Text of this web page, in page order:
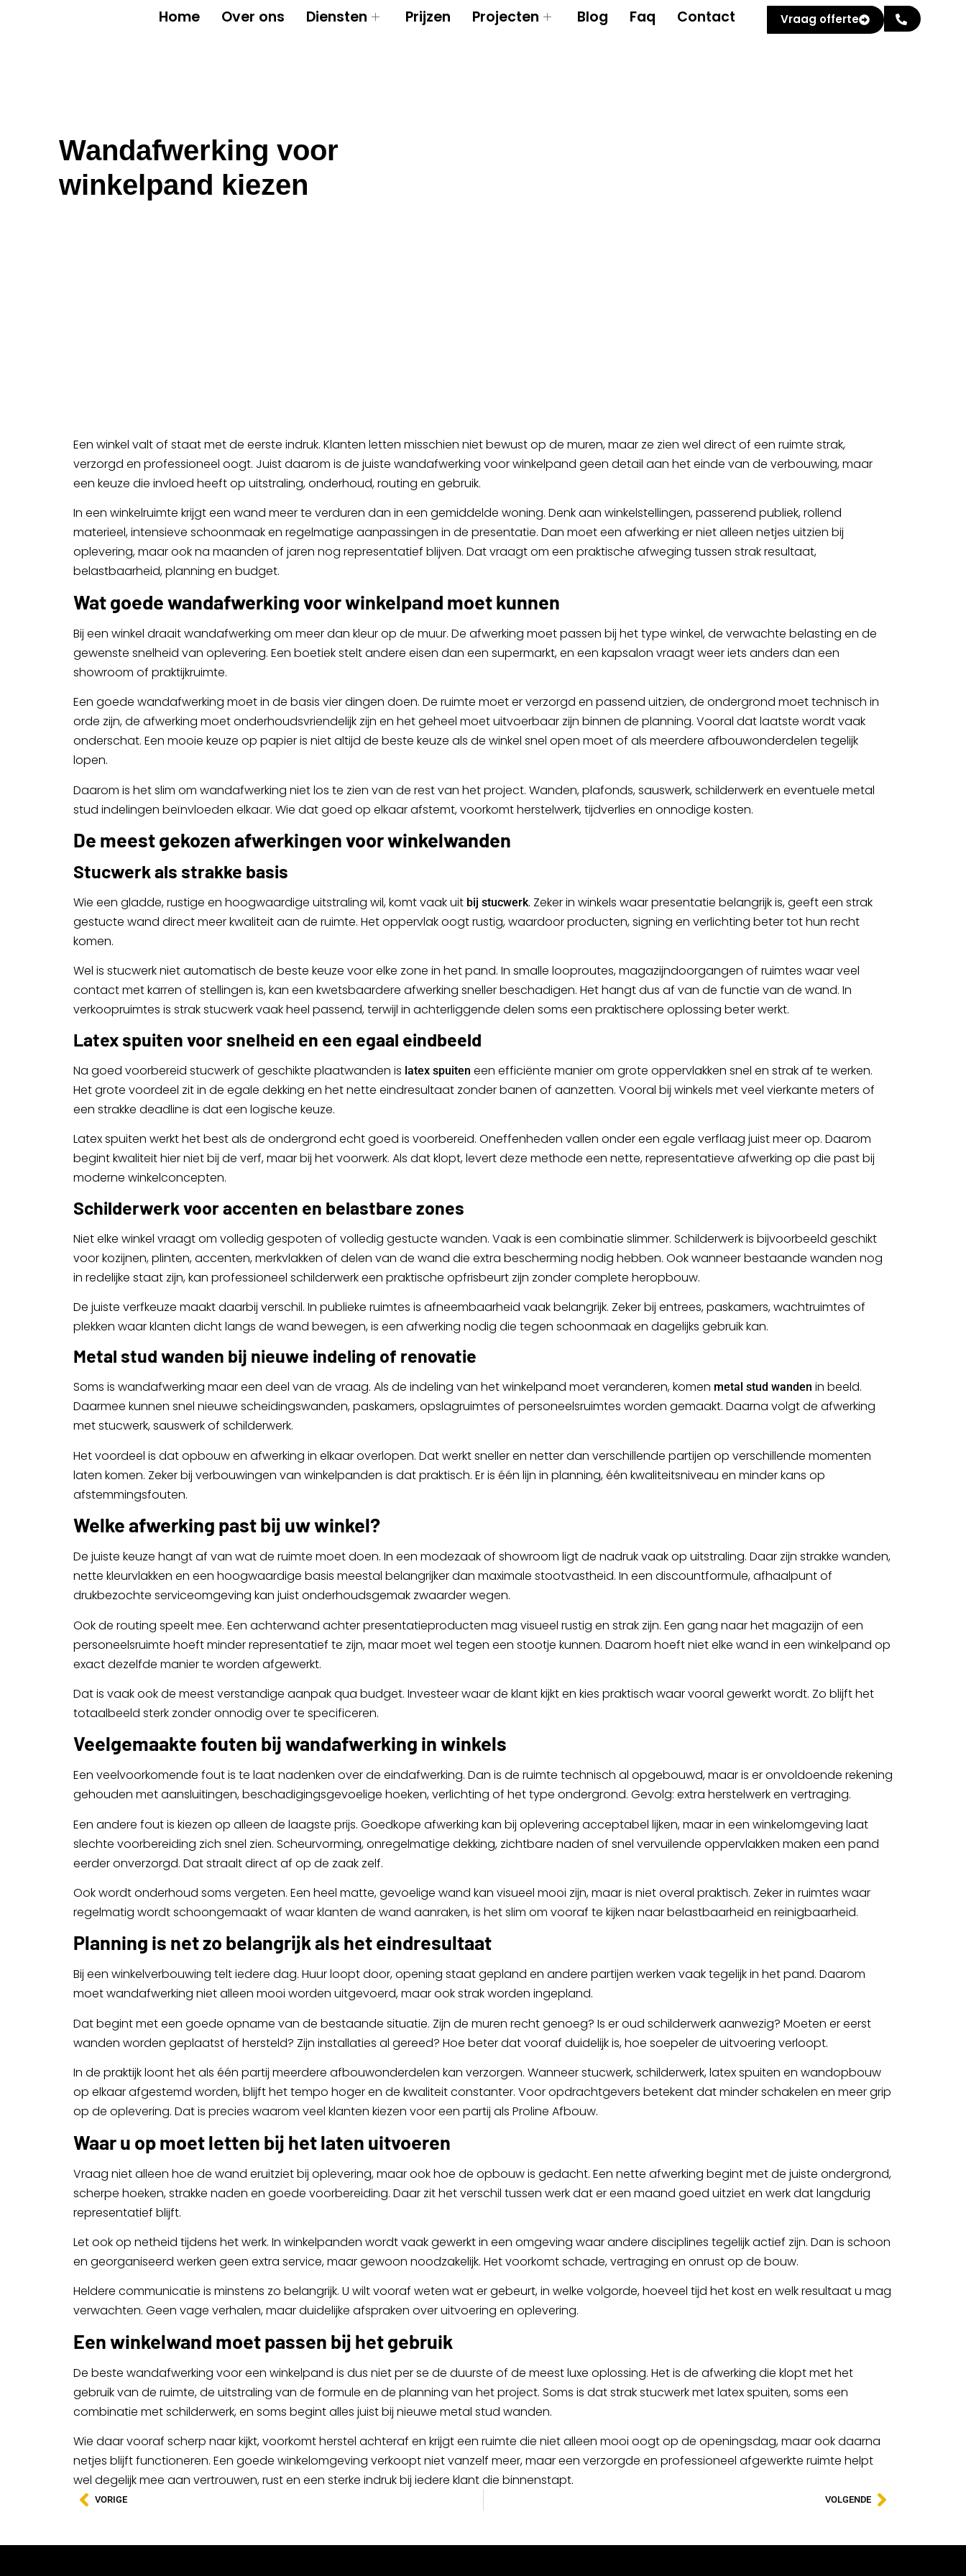
Home Over ons Diensten Prijzen Projecten Blog Faq Contact Vraag offerte
Wandafwerking voor
winkelpand kiezen
Een winkel valt of staat met de eerste indruk. Klanten letten misschien niet bewust op de muren, maar ze zien wel direct of een ruimte strak,
verzorgd en professioneel oogt. Juist daarom is de juiste wandafwerking voor winkelpand geen detail aan het einde van de verbouwing, maar
een keuze die invloed heeft op uitstraling, onderhoud, routing en gebruik.
In een winkelruimte krijgt een wand meer te verduren dan in een gemiddelde woning. Denk aan winkelstellingen, passerend publiek, rollend
materieel, intensieve schoonmaak en regelmatige aanpassingen in de presentatie. Dan moet een afwerking er niet alleen netjes uitzien bij
oplevering, maar ook na maanden of jaren nog representatief blijven. Dat vraagt om een praktische afweging tussen strak resultaat,
belastbaarheid, planning en budget.
Wat goede wandafwerking voor winkelpand moet kunnen
Bij een winkel draait wandafwerking om meer dan kleur op de muur. De afwerking moet passen bij het type winkel, de verwachte belasting en de
gewenste snelheid van oplevering. Een boetiek stelt andere eisen dan een supermarkt, en een kapsalon vraagt weer iets anders dan een
showroom of praktijkruimte.
Een goede wandafwerking moet in de basis vier dingen doen. De ruimte moet er verzorgd en passend uitzien, de ondergrond moet technisch in
orde zijn, de afwerking moet onderhoudsvriendelijk zijn en het geheel moet uitvoerbaar zijn binnen de planning. Vooral dat laatste wordt vaak
onderschat. Een mooie keuze op papier is niet altijd de beste keuze als de winkel snel open moet of als meerdere afbouwonderdelen tegelijk
lopen.
Daarom is het slim om wandafwerking niet los te zien van de rest van het project. Wanden, plafonds, sauswerk, schilderwerk en eventuele metal
stud indelingen beïnvloeden elkaar. Wie dat goed op elkaar afstemt, voorkomt herstelwerk, tijdverlies en onnodige kosten.
De meest gekozen afwerkingen voor winkelwanden
Stucwerk als strakke basis
Wie een gladde, rustige en hoogwaardige uitstraling wil, komt vaak uit bij stucwerk. Zeker in winkels waar presentatie belangrijk is, geeft een strak
gestucte wand direct meer kwaliteit aan de ruimte. Het oppervlak oogt rustig, waardoor producten, signing en verlichting beter tot hun recht
komen.
Wel is stucwerk niet automatisch de beste keuze voor elke zone in het pand. In smalle looproutes, magazijndoorgangen of ruimtes waar veel
contact met karren of stellingen is, kan een kwetsbaardere afwerking sneller beschadigen. Het hangt dus af van de functie van de wand. In
verkoopruimtes is strak stucwerk vaak heel passend, terwijl in achterliggende delen soms een praktischere oplossing beter werkt.
Latex spuiten voor snelheid en een egaal eindbeeld
Na goed voorbereid stucwerk of geschikte plaatwanden is latex spuiten een efficiënte manier om grote oppervlakken snel en strak af te werken.
Het grote voordeel zit in de egale dekking en het nette eindresultaat zonder banen of aanzetten. Vooral bij winkels met veel vierkante meters of
een strakke deadline is dat een logische keuze.
Latex spuiten werkt het best als de ondergrond echt goed is voorbereid. Oneffenheden vallen onder een egale verflaag juist meer op. Daarom
begint kwaliteit hier niet bij de verf, maar bij het voorwerk. Als dat klopt, levert deze methode een nette, representatieve afwerking op die past bij
moderne winkelconcepten.
Schilderwerk voor accenten en belastbare zones
Niet elke winkel vraagt om volledig gespoten of volledig gestucte wanden. Vaak is een combinatie slimmer. Schilderwerk is bijvoorbeeld geschikt
voor kozijnen, plinten, accenten, merkvlakken of delen van de wand die extra bescherming nodig hebben. Ook wanneer bestaande wanden nog
in redelijke staat zijn, kan professioneel schilderwerk een praktische opfrisbeurt zijn zonder complete heropbouw.
De juiste verfkeuze maakt daarbij verschil. In publieke ruimtes is afneembaarheid vaak belangrijk. Zeker bij entrees, paskamers, wachtruimtes of
plekken waar klanten dicht langs de wand bewegen, is een afwerking nodig die tegen schoonmaak en dagelijks gebruik kan.
Metal stud wanden bij nieuwe indeling of renovatie
Soms is wandafwerking maar een deel van de vraag. Als de indeling van het winkelpand moet veranderen, komen metal stud wanden in beeld.
Daarmee kunnen snel nieuwe scheidingswanden, paskamers, opslagruimtes of personeelsruimtes worden gemaakt. Daarna volgt de afwerking
met stucwerk, sauswerk of schilderwerk.
Het voordeel is dat opbouw en afwerking in elkaar overlopen. Dat werkt sneller en netter dan verschillende partijen op verschillende momenten
laten komen. Zeker bij verbouwingen van winkelpanden is dat praktisch. Er is één lijn in planning, één kwaliteitsniveau en minder kans op
afstemmingsfouten.
Welke afwerking past bij uw winkel?
De juiste keuze hangt af van wat de ruimte moet doen. In een modezaak of showroom ligt de nadruk vaak op uitstraling. Daar zijn strakke wanden,
nette kleurvlakken en een hoogwaardige basis meestal belangrijker dan maximale stootvastheid. In een discountformule, afhaalpunt of
drukbezochte serviceomgeving kan juist onderhoudsgemak zwaarder wegen.
Ook de routing speelt mee. Een achterwand achter presentatieproducten mag visueel rustig en strak zijn. Een gang naar het magazijn of een
personeelsruimte hoeft minder representatief te zijn, maar moet wel tegen een stootje kunnen. Daarom hoeft niet elke wand in een winkelpand op
exact dezelfde manier te worden afgewerkt.
Dat is vaak ook de meest verstandige aanpak qua budget. Investeer waar de klant kijkt en kies praktisch waar vooral gewerkt wordt. Zo blijft het
totaalbeeld sterk zonder onnodig over te specificeren.
Veelgemaakte fouten bij wandafwerking in winkels
Een veelvoorkomende fout is te laat nadenken over de eindafwerking. Dan is de ruimte technisch al opgebouwd, maar is er onvoldoende rekening
gehouden met aansluitingen, beschadigingsgevoelige hoeken, verlichting of het type ondergrond. Gevolg: extra herstelwerk en vertraging.
Een andere fout is kiezen op alleen de laagste prijs. Goedkope afwerking kan bij oplevering acceptabel lijken, maar in een winkelomgeving laat
slechte voorbereiding zich snel zien. Scheurvorming, onregelmatige dekking, zichtbare naden of snel vervuilende oppervlakken maken een pand
eerder onverzorgd. Dat straalt direct af op de zaak zelf.
Ook wordt onderhoud soms vergeten. Een heel matte, gevoelige wand kan visueel mooi zijn, maar is niet overal praktisch. Zeker in ruimtes waar
regelmatig wordt schoongemaakt of waar klanten de wand aanraken, is het slim om vooraf te kijken naar belastbaarheid en reinigbaarheid.
Planning is net zo belangrijk als het eindresultaat
Bij een winkelverbouwing telt iedere dag. Huur loopt door, opening staat gepland en andere partijen werken vaak tegelijk in het pand. Daarom
moet wandafwerking niet alleen mooi worden uitgevoerd, maar ook strak worden ingepland.
Dat begint met een goede opname van de bestaande situatie. Zijn de muren recht genoeg? Is er oud schilderwerk aanwezig? Moeten er eerst
wanden worden geplaatst of hersteld? Zijn installaties al gereed? Hoe beter dat vooraf duidelijk is, hoe soepeler de uitvoering verloopt.
In de praktijk loont het als één partij meerdere afbouwonderdelen kan verzorgen. Wanneer stucwerk, schilderwerk, latex spuiten en wandopbouw
op elkaar afgestemd worden, blijft het tempo hoger en de kwaliteit constanter. Voor opdrachtgevers betekent dat minder schakelen en meer grip
op de oplevering. Dat is precies waarom veel klanten kiezen voor een partij als Proline Afbouw.
Waar u op moet letten bij het laten uitvoeren
Vraag niet alleen hoe de wand eruitziet bij oplevering, maar ook hoe de opbouw is gedacht. Een nette afwerking begint met de juiste ondergrond,
scherpe hoeken, strakke naden en goede voorbereiding. Daar zit het verschil tussen werk dat er een maand goed uitziet en werk dat langdurig
representatief blijft.
Let ook op netheid tijdens het werk. In winkelpanden wordt vaak gewerkt in een omgeving waar andere disciplines tegelijk actief zijn. Dan is schoon
en georganiseerd werken geen extra service, maar gewoon noodzakelijk. Het voorkomt schade, vertraging en onrust op de bouw.
Heldere communicatie is minstens zo belangrijk. U wilt vooraf weten wat er gebeurt, in welke volgorde, hoeveel tijd het kost en welk resultaat u mag
verwachten. Geen vage verhalen, maar duidelijke afspraken over uitvoering en oplevering.
Een winkelwand moet passen bij het gebruik
De beste wandafwerking voor een winkelpand is dus niet per se de duurste of de meest luxe oplossing. Het is de afwerking die klopt met het
gebruik van de ruimte, de uitstraling van de formule en de planning van het project. Soms is dat strak stucwerk met latex spuiten, soms een
combinatie met schilderwerk, en soms begint alles juist bij nieuwe metal stud wanden.
Wie daar vooraf scherp naar kijkt, voorkomt herstel achteraf en krijgt een ruimte die niet alleen mooi oogt op de openingsdag, maar ook daarna
netjes blijft functioneren. Een goede winkelomgeving verkoopt niet vanzelf meer, maar een verzorgde en professioneel afgewerkte ruimte helpt
wel degelijk mee aan vertrouwen, rust en een sterke indruk bij iedere klant die binnenstapt.
VORIGE VOLGENDE